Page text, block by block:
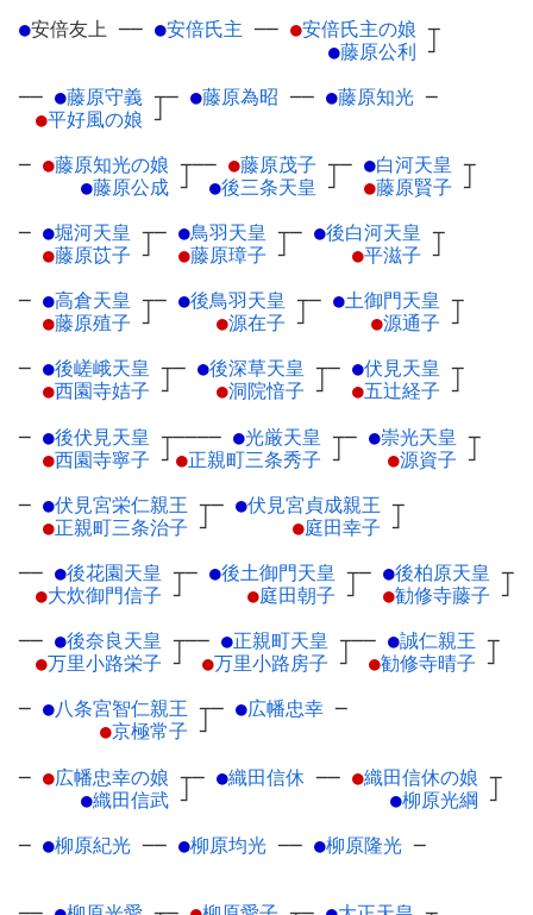
●安倍友上 ── ●安倍氏主 ── ●安倍氏主の娘 ┬
●藤原公利 ┘
── ●藤原守義 ┬
●平好風の娘 ┘
─ ●藤原為昭 ── ●藤原知光 ─
─ ●藤原知光の娘 ┬
●藤原公成 ┘
── ●藤原茂子 ┬
●後三条天皇 ┘
─ ●白河天皇 ┬
●藤原賢子 ┘
─ ●堀河天皇 ┬
●藤原苡子 ┘
─ ●鳥羽天皇 ┬
●藤原璋子 ┘
─ ●後白河天皇 ┬
●平滋子 ┘
─ ●高倉天皇 ┬
●藤原殖子 ┘
─ ●後鳥羽天皇 ┬
●源在子 ┘
─ ●土御門天皇 ┬
●源通子 ┘
─ ●後嵯峨天皇 ┬
●西園寺姞子 ┘
─ ●後深草天皇 ┬
●洞院愔子 ┘
─ ●伏見天皇 ┬
●五辻経子 ┘
─ ●後伏見天皇 ┬
●西園寺寧子 ┘
──── ●光厳天皇 ┬
●正親町三条秀子 ┘
─ ●崇光天皇 ┬
●源資子 ┘
─ ●伏見宮栄仁親王 ┬
●正親町三条治子 ┘
─ ●伏見宮貞成親王 ┬
●庭田幸子 ┘
── ●後花園天皇 ┬
●大炊御門信子 ┘
─ ●後土御門天皇 ┬
●庭田朝子 ┘
─ ●後柏原天皇 ┬
●勧修寺藤子 ┘
── ●後奈良天皇 ┬
●万里小路栄子 ┘
── ●正親町天皇 ┬
●万里小路房子 ┘
── ●誠仁親王 ┬
●勧修寺晴子 ┘
─ ●八条宮智仁親王 ┬
●京極常子 ┘
─ ●広幡忠幸 ─
─ ●広幡忠幸の娘 ┬
●織田信武 ┘
─ ●織田信休 ── ●織田信休の娘 ┬
●柳原光綱 ┘
─ ●柳原紀光 ── ●柳原均光 ── ●柳原隆光 ─